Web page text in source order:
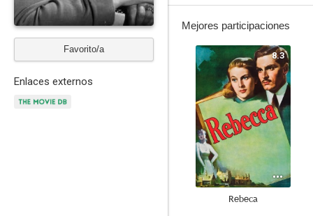
Favorito/a
Enlaces externos
Mejores participaciones
8.3
Rebeca